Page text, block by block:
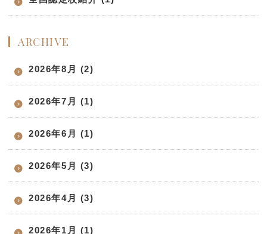
ARCHIVE
2026年8月 (2)
2026年7月 (1)
2026年6月 (1)
2026年5月 (3)
2026年4月 (3)
2026年1月 (1)